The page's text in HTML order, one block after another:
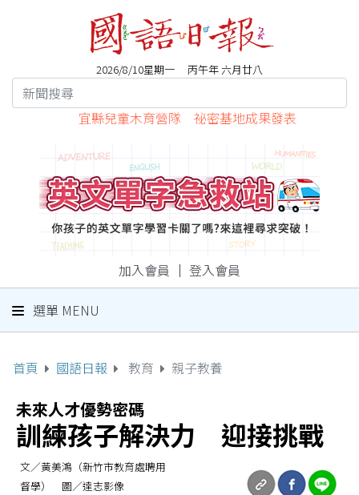
2026/8/10星期一 丙午年 六月廿八
宜縣兒童木育營隊 祕密基地成果發表
加入會員 ｜ 登入會員
選單 MENU
首頁 國語日報 教育 親子教養
未來人才優勢密碼
訓練孩子解決力 迎接挑戰
文／黃美鴻（新竹市教育處聘用
督學） 圖／達志影像